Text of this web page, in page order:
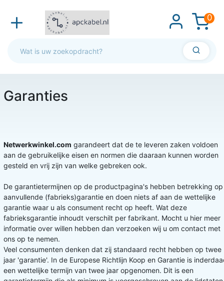
0
Garanties
Netwerkwinkel.com garandeert dat de te leveren zaken voldoen
aan de gebruikelijke eisen en normen die daaraan kunnen worden
gesteld en vrij zijn van welke gebreken ook.
De garantietermijnen op de productpagina's hebben betrekking op
aanvullende (fabrieks)garantie en doen niets af aan de wettelijke
garantie waar u als consument recht op heeft. Wat deze
fabrieksgarantie inhoudt verschilt per fabrikant. Mocht u hier meer
informatie over willen hebben dan verzoeken wij u om contact met
ons op te nemen.
Veel consumenten denken dat zij standaard recht hebben op twee
jaar 'garantie'. In de Europese Richtlijn Koop en Garantie is
een wettelijke termijn van twee jaar opgenomen. Dit is een